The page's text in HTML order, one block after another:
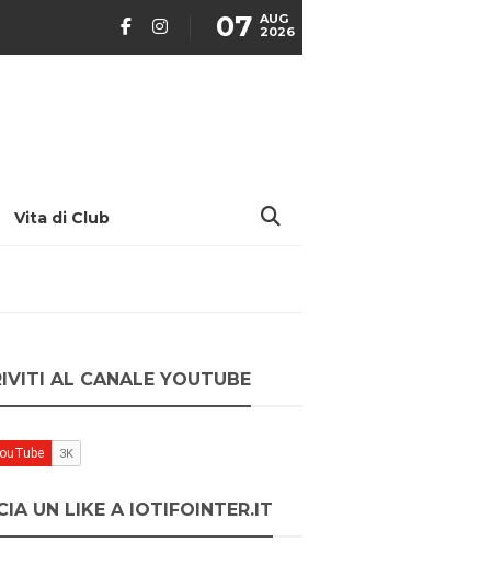
07 AUG
2026
Vita di Club
AL CANALE YOUTUBE
UN LIKE A IOTIFOINTER.IT